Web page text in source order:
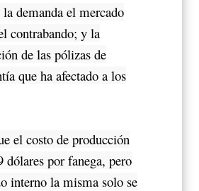
demanda el mercado
contrabando; y la
de las pólizas de
que ha afectado a los
el costo de producción
dólares por fanega, pero
interno la misma solo se